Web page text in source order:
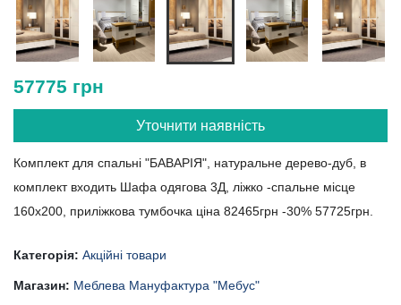
57775 грн
Уточнити наявність
Комплект для спальні "БАВАРІЯ", натуральне дерево-дуб, в
комплект входить Шафа одягова 3Д, ліжко -спальне місце
160х200, приліжкова тумбочка ціна 82465грн -30% 57725грн.
Категорія: Акційні товари
Магазин: Меблева Мануфактура "Мебус"